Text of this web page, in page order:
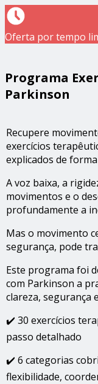
Oferta por tempo
Programa
Parkinson
Recupere
exercícios
explicados de
A voz baixa, a
movimentos e o
profundamente a
Mas o movimento
segurança, pode
Este programa foi
com Parkinson a
clareza, segurança
✔️ 30 exercícios
passo detalhado
✔️ 6 categorias
flexibilidade,